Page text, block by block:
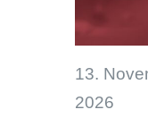
13.
2026